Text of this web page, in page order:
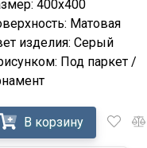
400x400
Матовая
изделия: Серый
Под паркет /
В корзину